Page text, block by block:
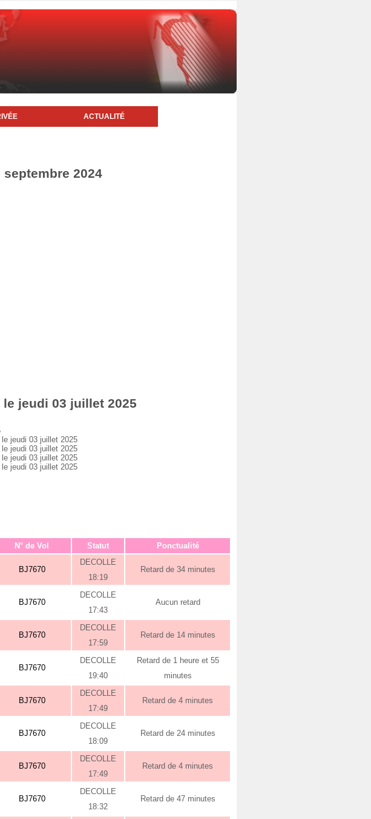
ACTUALITÉ
2024
jeudi 03 juillet 2025
jeudi 03 juillet 2025
jeudi 03 juillet 2025
jeudi 03 juillet 2025
jeudi 03 juillet 2025
N° de Vol Statut Ponctualité
BJ7670
DECOLLE
18:19
Retard de 34 minutes
BJ7670
DECOLLE
17:43
Aucun retard
BJ7670
DECOLLE
17:59
Retard de 14 minutes
BJ7670
DECOLLE
19:40
Retard de 1 heure et 55
minutes
BJ7670
DECOLLE
17:49
Retard de 4 minutes
BJ7670
DECOLLE
18:09
Retard de 24 minutes
BJ7670
DECOLLE
17:49
Retard de 4 minutes
BJ7670
DECOLLE
18:32
Retard de 47 minutes